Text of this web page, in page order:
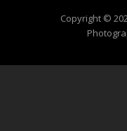
Copyright ©